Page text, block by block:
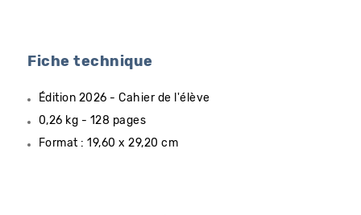
Fiche technique
Édition 2026 - Cahier de l'élève
0,26 kg - 128 pages
Format : 19,60 x 29,20 cm